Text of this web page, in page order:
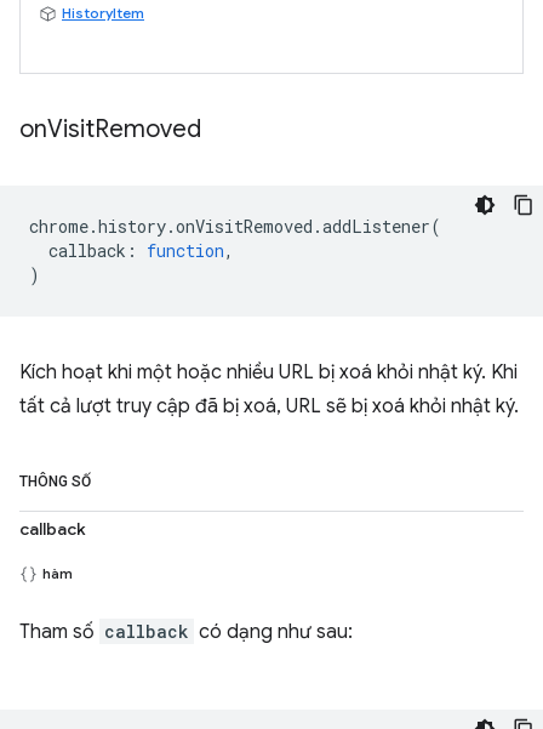
HistoryItem
onVisitRemoved
chrome.history.onVisitRemoved .addListener(
callback : function,
)
Kích hoạt khi một hoặc nhiều URL bị xoá khỏi nhật ký. Khi
tất cả lượt truy cập đã bị xoá, URL sẽ bị xoá khỏi nhật ký.
THÔNG SỐ
callback
hàm
Tham số callback có dạng như sau: